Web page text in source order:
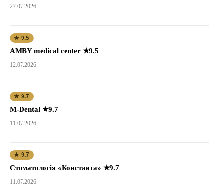
27.07.2026
★ 9.5
AMBY medical center ★9.5
12.07.2026
★ 9.7
M-Dental ★9.7
11.07.2026
★ 9.7
Стоматологія «Константа» ★9.7
11.07.2026